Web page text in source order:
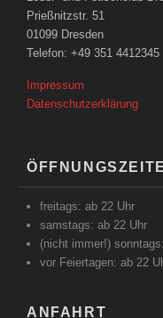
Prießnitzstr. 51
01099 Dresden
Telefon: +49 351 4412345
Impressum
Datenschutzerklärung
freitags: ab 22 Uhr
samstags: ab 22 Uhr
(nicht immer!)
vor Feiertagen: ab 22
ANFAHRT